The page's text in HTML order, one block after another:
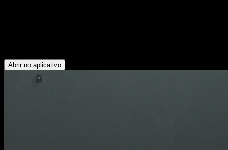
Abrir no aplicativo